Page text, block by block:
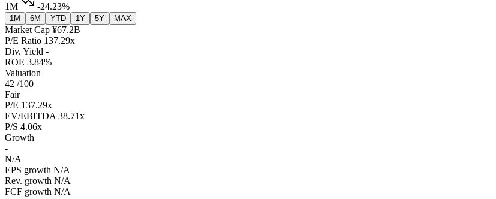
1M
-24.23%
1M 6M YTD 1Y 5Y MAX
Market Cap ¥67.2B
P/E Ratio 137.29x
Div. Yield -
ROE 3.84%
Valuation
42 /100
Fair
P/E 137.29x
EV/EBITDA 38.71x
P/S 4.06x
Growth
-
N/A
EPS growth N/A
Rev. growth N/A
FCF growth N/A